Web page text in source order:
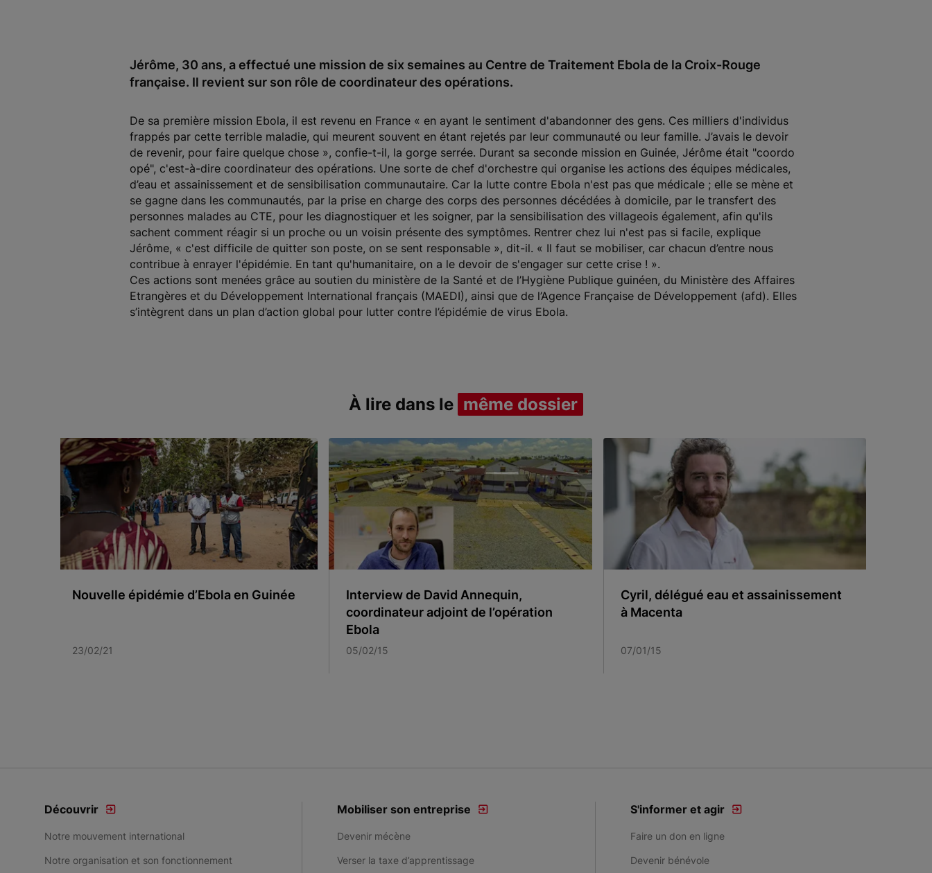
Jérôme, 30 ans, a effectué une mission de six semaines au Centre de Traitement Ebola de la Croix-Rouge
française. Il revient sur son rôle de coordinateur des opérations.
De sa première mission Ebola, il est revenu en France « en ayant le sentiment d'abandonner des gens. Ces milliers d'individus
frappés par cette terrible maladie, qui meurent souvent en étant rejetés par leur communauté ou leur famille. J’avais le devoir
de revenir, pour faire quelque chose », confie-t-il, la gorge serrée. Durant sa seconde mission en Guinée, Jérôme était "coordo
opé", c'est-à-dire coordinateur des opérations. Une sorte de chef d'orchestre qui organise les actions des équipes médicales,
d’eau et assainissement et de sensibilisation communautaire. Car la lutte contre Ebola n'est pas que médicale ; elle se mène et
se gagne dans les communautés, par la prise en charge des corps des personnes décédées à domicile, par le transfert des
personnes malades au CTE, pour les diagnostiquer et les soigner, par la sensibilisation des villageois également, afin qu'ils
sachent comment réagir si un proche ou un voisin présente des symptômes. Rentrer chez lui n'est pas si facile, explique
Jérôme, « c'est difficile de quitter son poste, on se sent responsable », dit-il. « Il faut se mobiliser, car chacun d’entre nous
contribue à enrayer l'épidémie. En tant qu'humanitaire, on a le devoir de s'engager sur cette crise ! ».
Ces actions sont menées grâce au soutien du ministère de la Santé et de l’Hygiène Publique guinéen, du Ministère des Affaires
Etrangères et du Développement International français (MAEDI), ainsi que de l’Agence Française de Développement (afd). Elles
s’intègrent dans un plan d’action global pour lutter contre l’épidémie de virus Ebola.
À lire dans le même dossier
Nouvelle épidémie d’Ebola en Guinée
23/02/21
Interview de David Annequin,
coordinateur adjoint de l’opération
Ebola
05/02/15
Cyril, délégué eau et assainissement
à Macenta
07/01/15
Découvrir
Notre mouvement international
Notre organisation et son fonctionnement
Mobiliser son entreprise
Devenir mécène
Verser la taxe d’apprentissage
S'informer et agir
Faire un don en ligne
Devenir bénévole